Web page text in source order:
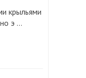
крыльями
э ...